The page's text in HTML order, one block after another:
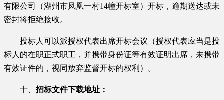
有限公司（湖州市凤凰一村14幢开标室）开标 ，逾期送达或未
密封将拒绝接收。
投标人可以派授权代表出席开标会议（授权代表应当是投
标人的在职正式职工，并携带身份证等有效证明出席，未携带
有效证件的，视同放弃监督开标的权利）。
十、 招标文件下载地址：